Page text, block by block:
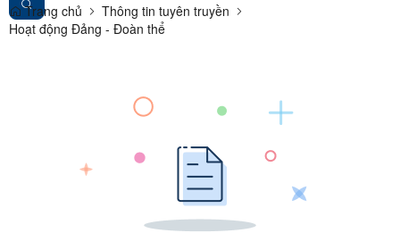
Trang chủ
Thông tin tuyên truyền
Hoạt động Đảng - Đoàn thể